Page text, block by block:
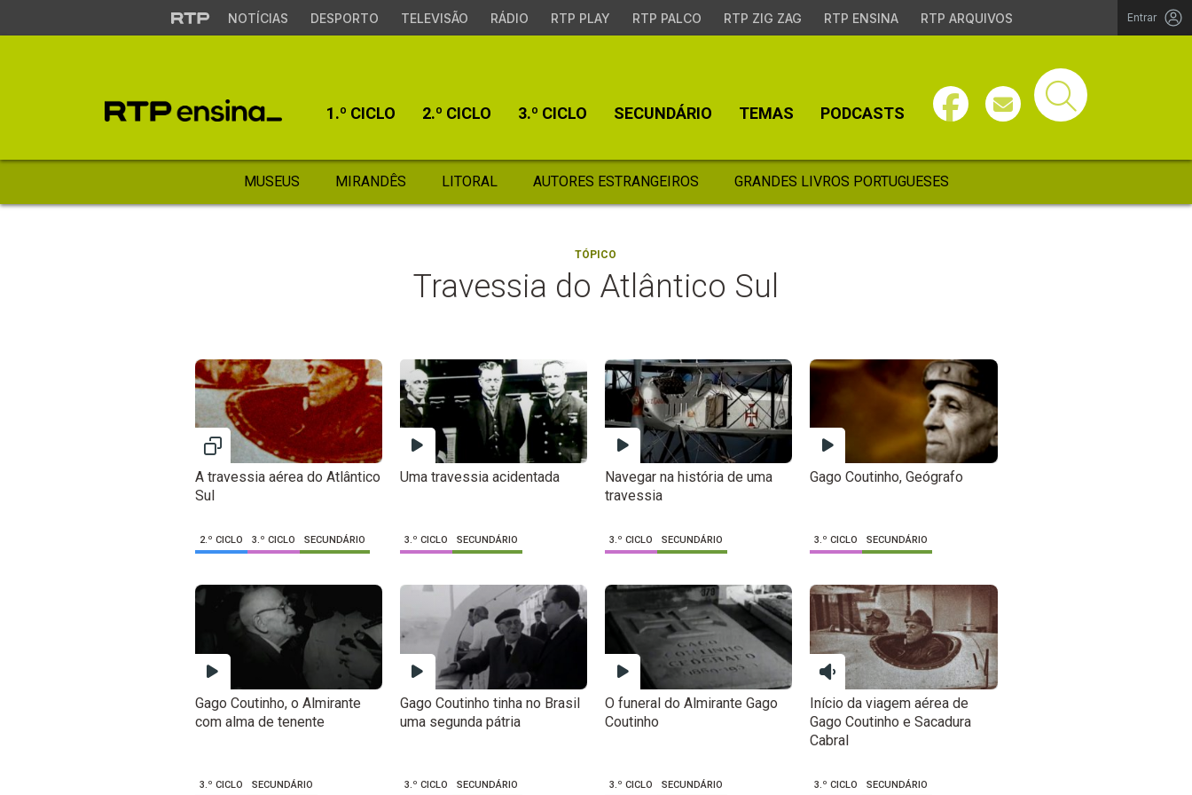
NOTÍCIAS DESPORTO TELEVISÃO RÁDIO RTP PLAY RTP PALCO RTP ZIG ZAG RTP ENSINA RTP ARQUIVOS Entrar
1.º CICLO 2.º CICLO 3.º CICLO SECUNDÁRIO TEMAS PODCASTS
MUSEUS MIRANDÊS LITORAL AUTORES ESTRANGEIROS GRANDES LIVROS PORTUGUESES
TÓPICO
Travessia do Atlântico Sul
A travessia aérea do Atlântico
Sul
2.º CICLO 3.º CICLO SECUNDÁRIO
Uma travessia acidentada
3.º CICLO SECUNDÁRIO
Navegar na história de uma
travessia
3.º CICLO SECUNDÁRIO
Gago Coutinho, Geógrafo
3.º CICLO SECUNDÁRIO
Gago Coutinho, o Almirante
com alma de tenente
3.º CICLO SECUNDÁRIO
Gago Coutinho tinha no Brasil
uma segunda pátria
3.º CICLO SECUNDÁRIO
O funeral do Almirante Gago
Coutinho
3.º CICLO SECUNDÁRIO
Início da viagem aérea de
Gago Coutinho e Sacadura
Cabral
3.º CICLO SECUNDÁRIO